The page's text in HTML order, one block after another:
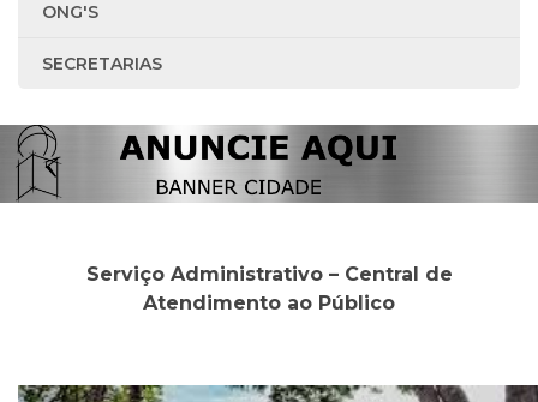
ONG'S
SECRETARIAS
Serviço Administrativo – Central de
Atendimento ao Público